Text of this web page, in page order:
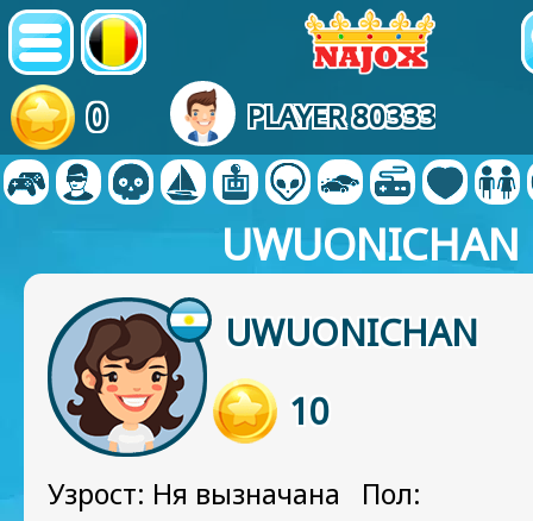
0 PLAYER 80333
UWUONICHAN
UWUONICHAN
10
Узрост: Ня вызначана Пол: